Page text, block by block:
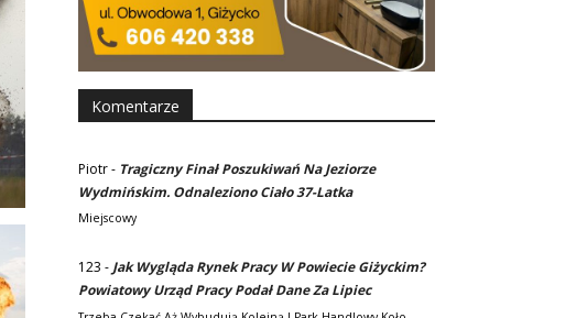
Komentarze
Piotr- Tragiczny Finał Poszukiwań Na Jeziorze
Wydmińskim. Odnaleziono Ciało 37-Latka
Miejscowy
123 - Jak Wygląda Rynek Pracy W Powiecie Giżyckim?
Powiatowy Urząd Pracy Podał Dane Za Lipiec